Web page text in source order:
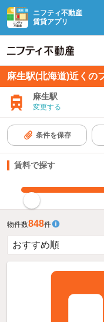
ニフティ不動産
賃貸アプリ
麻生駅(北海道)近くの
麻生駅
変更する
条件を保存
賃料で探す
物件数848件